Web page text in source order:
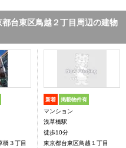
台東区鳥越２丁目周辺の建物
橋３丁目
新着 掲載物件有
マンション
浅草橋駅
徒歩10分
東京都台東区鳥越１丁目